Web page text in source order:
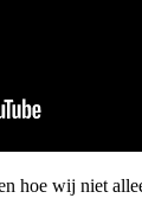
hoe wij niet